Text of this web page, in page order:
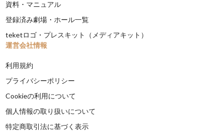
資料・マニュアル
登録済み劇場・ホール一覧
teketロゴ・プレスキット（メディアキット）
運営会社情報
利用規約
プライバシーポリシー
Cookieの利用について
個人情報の取り扱いについて
特定商取引法に基づく表示